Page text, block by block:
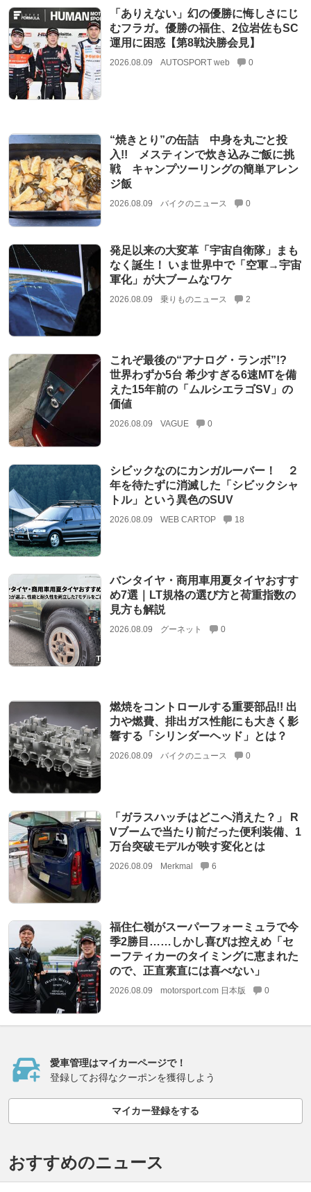
「ありえない」幻の優勝に悔しさにじ
むフラガ。優勝の福住、2位岩佐もSC
運用に困惑【第8戦決勝会見】
2026.08.09 AUTOSPORT web 0
“焼きとり”の缶詰 中身を丸ごと投
入!! メスティンで炊き込みご飯に挑
戦 キャンプツーリングの簡単アレン
ジ飯
2026.08.09 バイクのニュース 0
発足以来の大変革「宇宙自衛隊」まも
なく誕生！ いま世界中で「空軍→宇宙
軍化」が大ブームなワケ
2026.08.09 乗りものニュース 2
これぞ最後の“アナログ・ランボ”!?
世界わずか5台 希少すぎる6速MTを備
えた15年前の「ムルシエラゴSV」の
価値
2026.08.09 VAGUE 0
シビックなのにカンガルーバー！ ２
年を待たずに消滅した「シビックシャ
トル」という異色のSUV
2026.08.09 WEB CARTOP 18
バンタイヤ・商用車用夏タイヤおすす
め7選｜LT規格の選び方と荷重指数の
見方も解説
2026.08.09 グーネット 0
燃焼をコントロールする重要部品!! 出
力や燃費、排出ガス性能にも大きく影
響する「シリンダーヘッド」とは？
2026.08.09 バイクのニュース 0
「ガラスハッチはどこへ消えた？」 R
Vブームで当たり前だった便利装備、1
万台突破モデルが映す変化とは
2026.08.09 Merkmal 6
福住仁嶺がスーパーフォーミュラで今
季2勝目……しかし喜びは控えめ「セ
ーフティカーのタイミングに恵まれた
ので、正直素直には喜べない」
2026.08.09 motorsport.com 日本版 0
愛車管理はマイカーページで！
登録してお得なクーポンを獲得しよう
マイカー登録をする
おすすめのニュース